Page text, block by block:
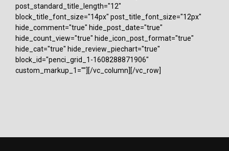
post_standard_title_length="12"
block_title_font_size="14px" post_title_font_size="12px"
hide_comment="true" hide_post_date="true"
hide_count_view="true" hide_icon_post_format="true"
hide_cat="true" hide_review_piechart="true"
block_id="penci_grid_1-1608288871906"
custom_markup_1=""][/vc_column][/vc_row]